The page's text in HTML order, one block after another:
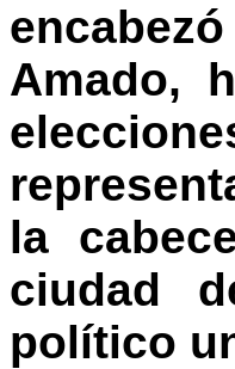
Amado,
la
ciudad
político